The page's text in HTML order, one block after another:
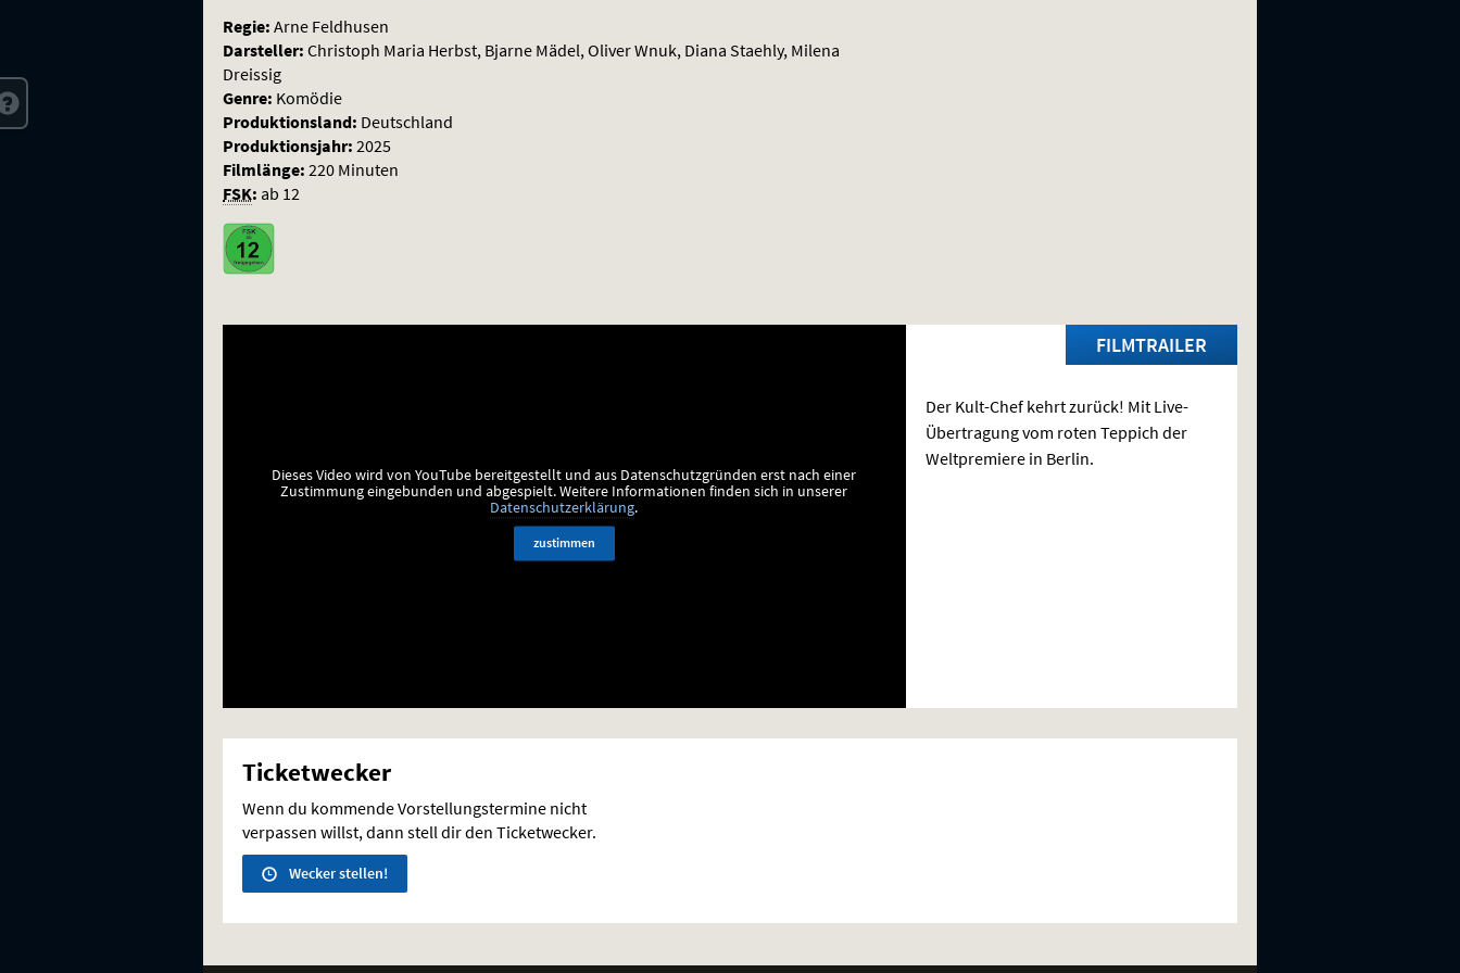
Regie: Arne Feldhusen
Darsteller: Christoph Maria Herbst, Bjarne Mädel, Oliver Wnuk, Diana Staehly, Milena
Dreissig
Genre: Komödie
Produktionsland: Deutschland
Produktionsjahr: 2025
Filmlänge: 220 Minuten
FSK: ab 12
FILMTRAILER
Dieses Video wird von YouTube bereitgestellt und aus Datenschutzgründen erst nach einer
Zustimmung eingebunden und abgespielt.Weitere Informationen finden sich in unserer
Datenschutzerklärung.
zustimmen
Der Kult-Chef kehrt zurück! Mit Live-
Übertragung vom roten Teppich der
Weltpremiere in Berlin.
Ticketwecker
Wenn du kommende Vorstellungstermine nicht
verpassen willst, dann stell dir den Ticketwecker.
Wecker stellen!